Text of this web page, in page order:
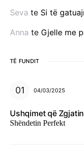
Seva te Si të
Anna te Gjelle me
TË FUNDIT
04/03/2025
Ushqimet që
Shëndetin Perfekt